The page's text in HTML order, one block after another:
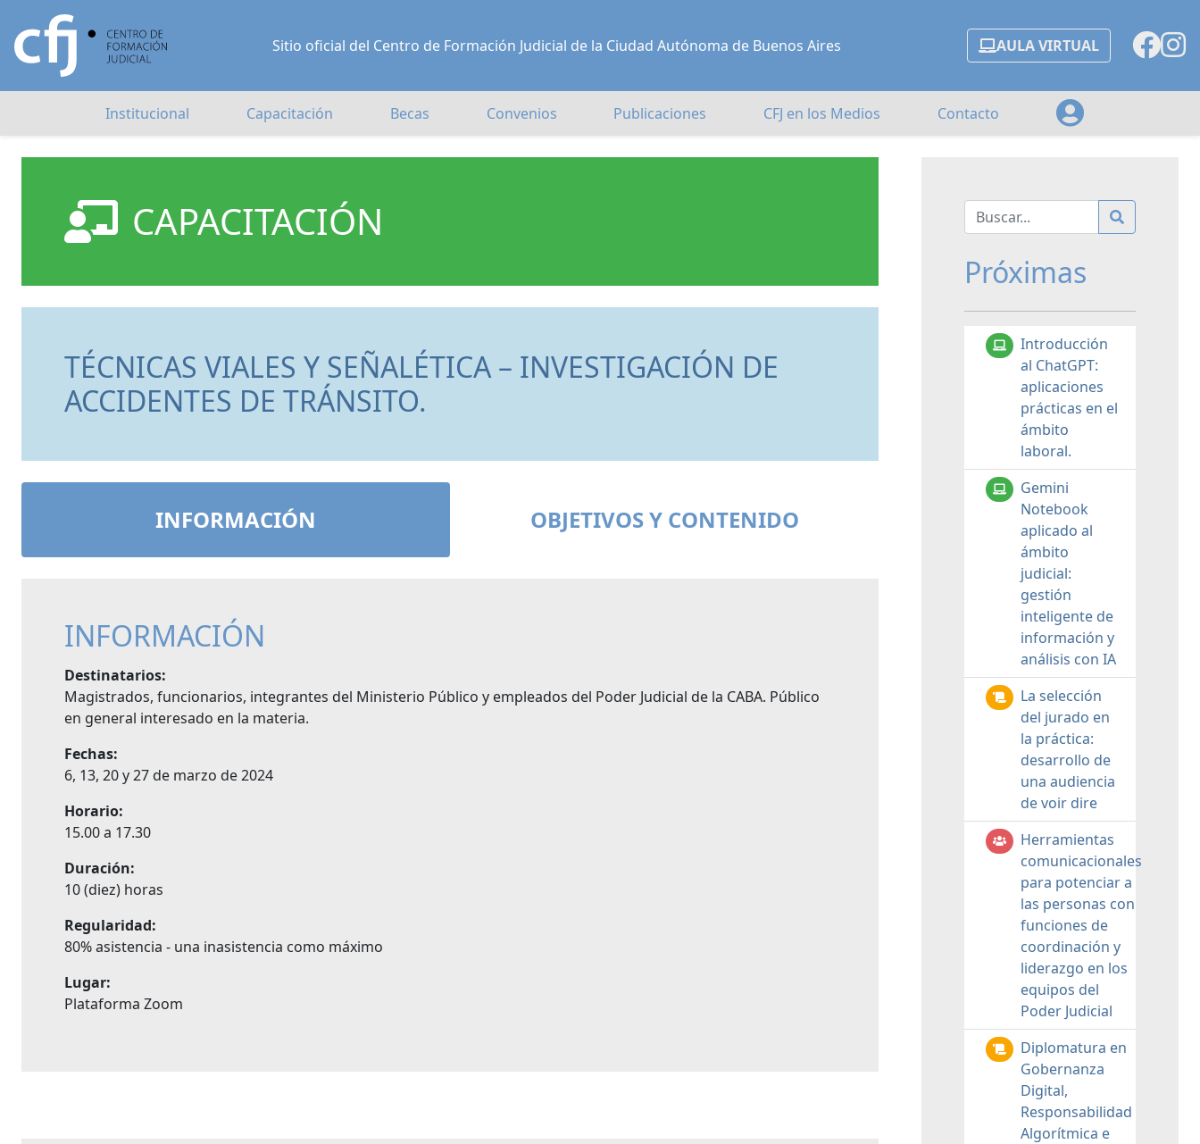
Sitio oficial del Centro de Formación Judicial de la Ciudad Autónoma de Buenos Aires AULA VIRTUAL
Institucional Capacitación Becas Convenios Publicaciones CFJ en los Medios Contacto
CAPACITACIÓN
TÉCNICAS VIALES Y SEÑALÉTICA – INVESTIGACIÓN DE
ACCIDENTES DE TRÁNSITO.
INFORMACIÓN OBJETIVOS Y CONTENIDO
INFORMACIÓN
Destinatarios:
Magistrados, funcionarios, integrantes del Ministerio Público y empleados del Poder Judicial de la CABA. Público
en general interesado en la materia.
Fechas:
6, 13, 20 y 27 de marzo de 2024
Horario:
15.00 a 17.30
Duración:
10 (diez) horas
Regularidad:
80% asistencia - una inasistencia como máximo
Lugar:
Plataforma Zoom
Próximas
Introducción
al ChatGPT:
aplicaciones
prácticas en el
ámbito
laboral.
Gemini
Notebook
aplicado al
ámbito
judicial:
gestión
inteligente de
información y
análisis con IA
La selección
del jurado en
la práctica:
desarrollo de
una audiencia
de voir dire
Herramientas
comunicacionales
para potenciar a
las personas con
funciones de
coordinación y
liderazgo en los
equipos del
Poder Judicial
Diplomatura en
Gobernanza
Digital,
Responsabilidad
Algorítmica e